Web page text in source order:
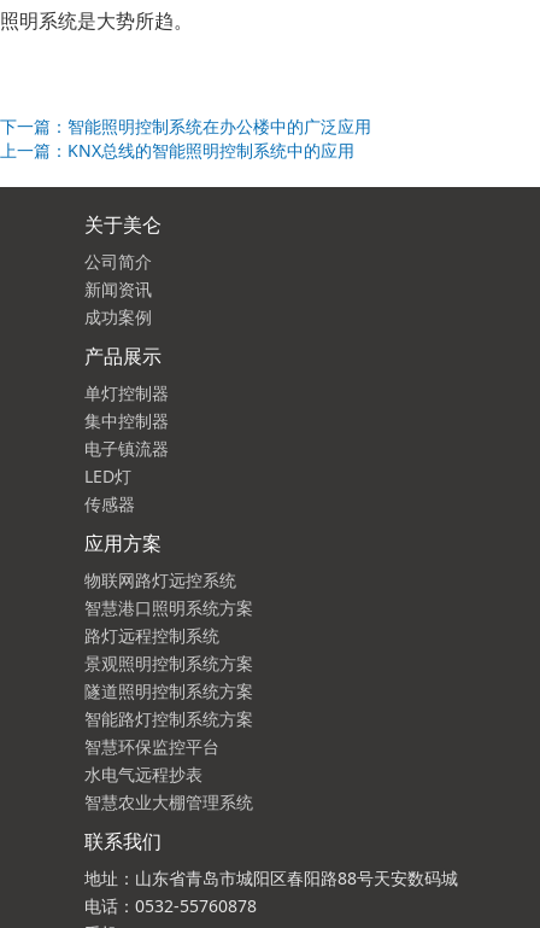
照明系统是大势所趋。
下一篇：智能照明控制系统在办公楼中的广泛应用
上一篇：KNX总线的智能照明控制系统中的应用
关于美仑
公司简介
新闻资讯
成功案例
产品展示
单灯控制器
集中控制器
电子镇流器
LED灯
传感器
应用方案
物联网路灯远控系统
智慧港口照明系统方案
路灯远程控制系统
景观照明控制系统方案
隧道照明控制系统方案
智能路灯控制系统方案
智慧环保监控平台
水电气远程抄表
智慧农业大棚管理系统
联系我们
地址：山东省青岛市城阳区春阳路88号天安数码城
电话：0532-55760878